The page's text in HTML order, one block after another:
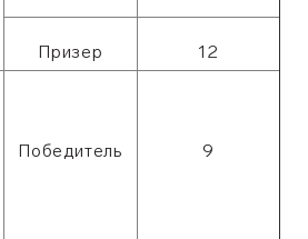
Призер 12
Победитель 9